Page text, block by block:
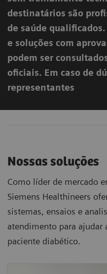
destinatários são
de saúde
e soluções com
podem ser
oficiais. Em caso de
representantes
Nossas soluções
Como líder de mercado
Siemens Healthineers
sistemas, ensaios e
atendimento para
paciente diabético.